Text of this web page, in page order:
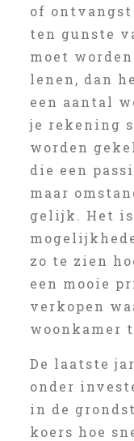
of
ten gunste
moet
lenen, dan
een aantal
je rekening
worden
die een
maar
gelijk. Het is
zo te zien
een mooie
verkopen
woonkamer
De laatste
onder
in de
koers hoe